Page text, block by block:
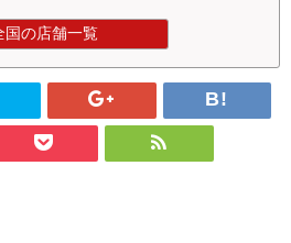
国の店舗一覧